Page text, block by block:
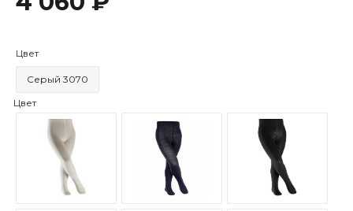
Цвет
Серый 3070
Цвет